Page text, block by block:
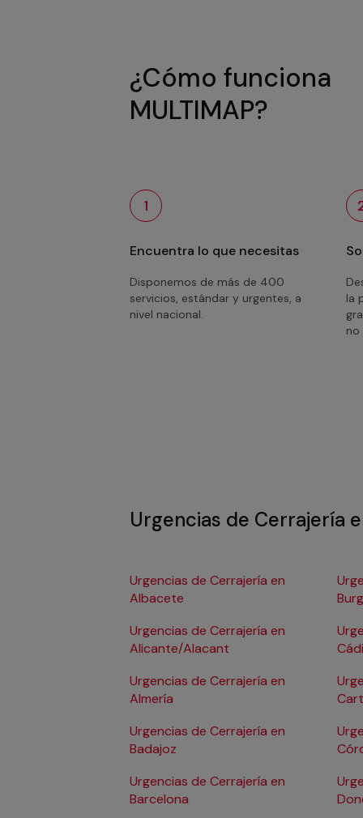
¿Cómo funciona
MULTIMAP?
1
Encuentra lo que necesitas
Disponemos de más de 400
servicios, estándar y urgentes, a
nivel nacional.
la
no
Urgencias de Cerrajería
Urgencias de Cerrajería en
Albacete
Urgencias de Cerrajería en
Alicante/Alacant
Urgencias de Cerrajería en
Almería
Urgencias de Cerrajería en
Badajoz
Urgencias de Cerrajería en
Barcelona